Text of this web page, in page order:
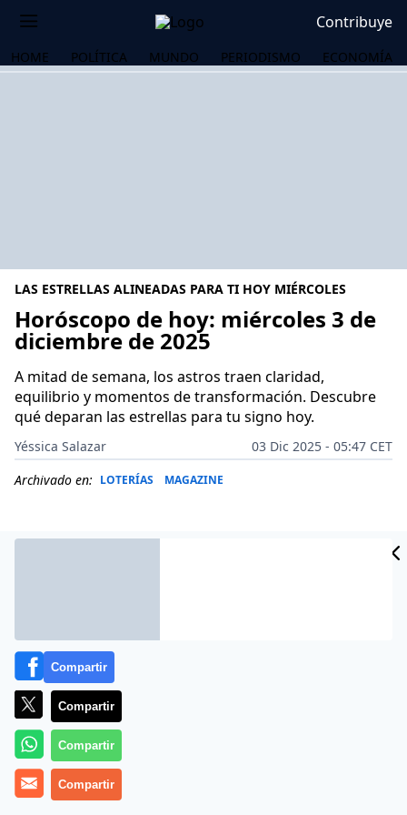
Contribuye
HOME POLÍTICA MUNDO PERIODISMO ECONOMÍA
LAS ESTRELLAS ALINEADAS PARA TI HOY MIÉRCOLES
Horóscopo de hoy: miércoles 3 de
diciembre de 2025
A mitad de semana, los astros traen claridad,
equilibrio y momentos de transformación. Descubre
qué deparan las estrellas para tu signo hoy.
Yéssica Salazar
03 Dic 2025 - 05:47 CET
Archivado en: LOTERÍAS MAGAZINE
Más información
Compartir
Compartir
Compartir
Compartir